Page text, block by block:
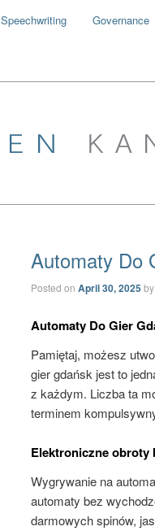
Speechwriting Governance
Automaty Do
Posted on April 30, 2025 by
Automaty Do Gier
Pamiętaj, możesz
gier gdańsk jest to
z każdym. Liczba ta
terminem
Elektroniczne obroty
Wygrywanie na
automaty bez
darmowych spinów,